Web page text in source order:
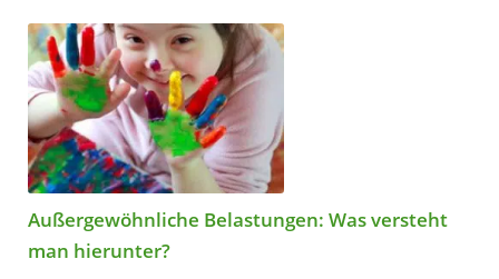
Außergewöhnliche Belastungen: Was versteht
man hierunter?